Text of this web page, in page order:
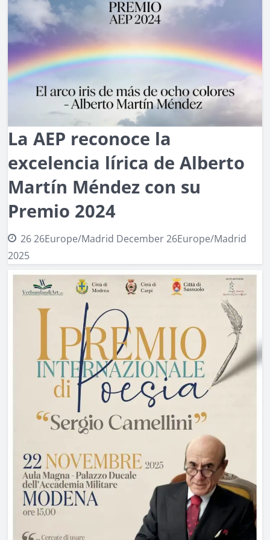
La AEP reconoce la
excelencia lírica de Alberto
Martín Méndez con su
Premio 2024
26 26Europe/Madrid December 26Europe/Madrid
2025